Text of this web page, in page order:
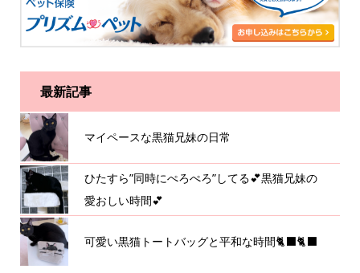
最新記事
マイペースな黒猫兄妹の日常
ひたすら”同時にぺろぺろ”してる💕黒猫兄妹の
愛おしい時間💕
可愛い黒猫トートバッグと平和な時間🐈‍⬛🐈‍⬛